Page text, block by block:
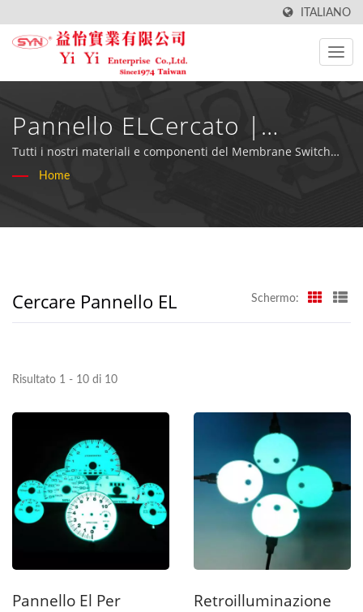
ITALIANO
Pannello ELCercato |
Fabbricante Di Tastiere
Impermeabili Di Alta Qualità
- YiYi Enterprise Co., Ltd
Tutti i nostri materiali e componenti del Membrane Switch
sono conformi alla direttiva RoHS.
Home
Cercare Pannello EL Schermo:
Risultato 1 - 10 di 10
Pannello El Per
Retroilluminazione